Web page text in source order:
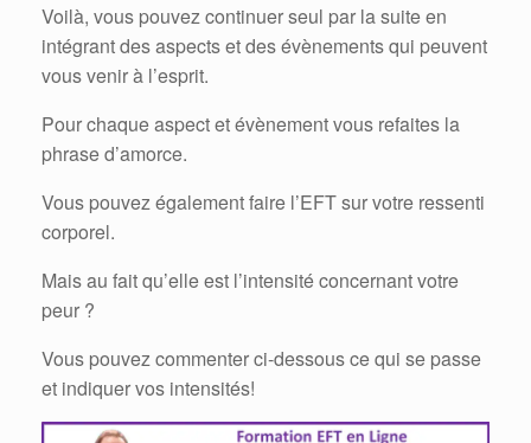
Voilà, vous pouvez continuer seul par la suite en
intégrant des aspects et des évènements qui peuvent
vous venir à l’esprit.
Pour chaque aspect et évènement vous refaites la
phrase d’amorce.
Vous pouvez également faire l’EFT sur votre ressenti
corporel.
Mais au fait qu’elle est l’intensité concernant votre
peur ?
Vous pouvez commenter ci-dessous ce qui se passe
et indiquer vos intensités!